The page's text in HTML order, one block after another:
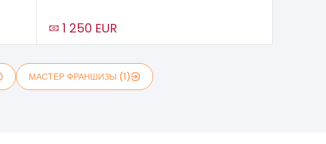
1 250 EUR
МАСТЕР ФРАНШИЗЫ (1)